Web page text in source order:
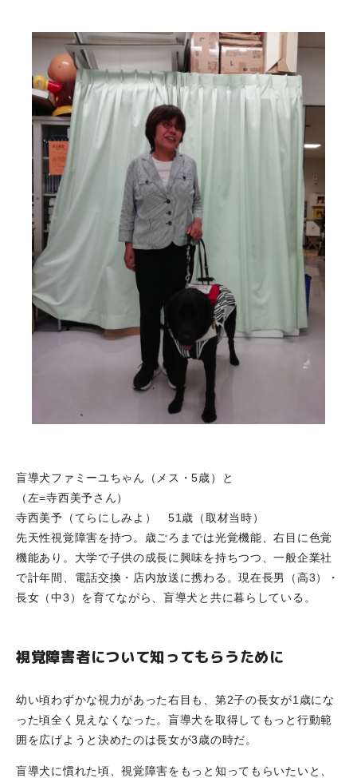
盲導犬ファミーユちゃん（メス・5歳）と
（左=寺西美予さん）
寺西美予（てらにしみよ） 51歳（取材当時）
先天性視覚障害を持つ。歳ごろまでは光覚機能、右目に色覚
機能あり。大学で子供の成長に興味を持ちつつ、一般企業社
で計年間、電話交換・店内放送に携わる。現在長男（高3）・
長女（中3）を育てながら、盲導犬と共に暮らしている。
視覚障害者について知ってもらうために
幼い頃わずかな視力があった右目も、第2子の長女が1歳にな
った頃全く見えなくなった。盲導犬を取得してもっと行動範
囲を広げようと決めたのは長女が3歳の時だ。
盲導犬に慣れた頃、視覚障害をもっと知ってもらいたいと、